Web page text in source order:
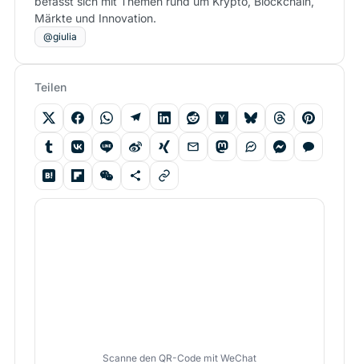
Märkte und Innovation.
@giulia
Teilen
Scanne den QR-Code mit WeChat